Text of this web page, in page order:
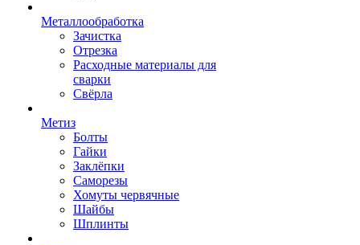
Металлообработка
Зачистка
Отрезка
Расходные материалы для
сварки
Свёрла
Метиз
Болты
Гайки
Заклёпки
Саморезы
Хомуты червячные
Шайбы
Шплинты